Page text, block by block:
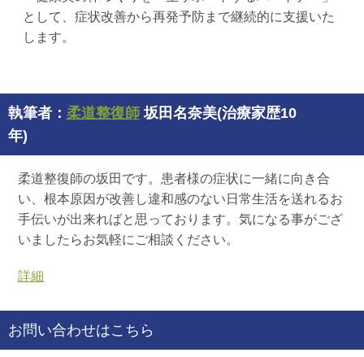
として、症状改善から再発予防まで継続的に支援いた
します。
執筆者： 柔道整復師 坂田名奈美(治療家歴10
年)
柔道整復師の坂田です。患者様の症状に一緒に向き合
い、根本原因が改善し違和感のない日常生活を送れるお
手伝いが出来ればと思っております。気になる事がござ
いましたらお気軽にご相談ください。
詳細
お問い合わせはこちら